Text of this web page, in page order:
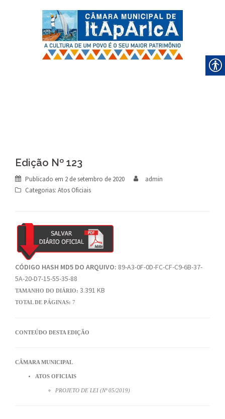
Edição Nº 123
Publicado em 2 de setembro de 2020
admin
Categorias: Atos Oficiais
CÓDIGO HASH MD5 DO ARQUIVO: 89-A3-0F-0D-FC-CF-C9-6B-37-
5A-20-D7-15-55-35-88
TAMANHO DO DIÁRIO: 3.391 KB
TOTAL DE PÁGINAS: 7
CONTEÚDO DESTA EDIÇÃO
CÂMARA MUNICIPAL
ATOS OFICIAIS
PROJETO DE LEI (Nº 05/2019)